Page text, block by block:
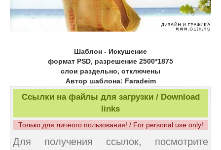
Шаблон - Искушение
формат PSD, разрешение 2500*1875
слои раздельно, отключены
Автор шаблона: Faradeim
Ссылки на файлы для загрузки / Download
links
Только для личного пользования! / For personal use only!
Для получения ссылок, посмотрите